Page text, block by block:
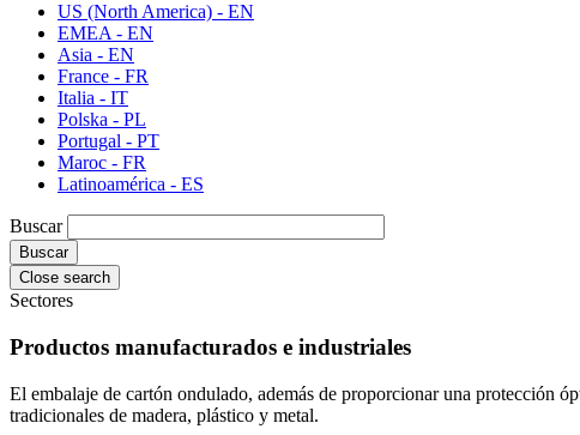
US (North America) - EN
EMEA - EN
Asia - EN
France - FR
Italia - IT
Polska - PL
Portugal - PT
Maroc - FR
Latinoamérica - ES
Buscar
Close search
Sectores
Productos manufacturados e industriales
El embalaje de cartón ondulado, además de proporcionar una protección
tradicionales de madera, plástico y metal.